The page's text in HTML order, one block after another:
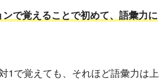
で覚えることで初めて、語彙力に
1で覚えても、それほど語彙力は上